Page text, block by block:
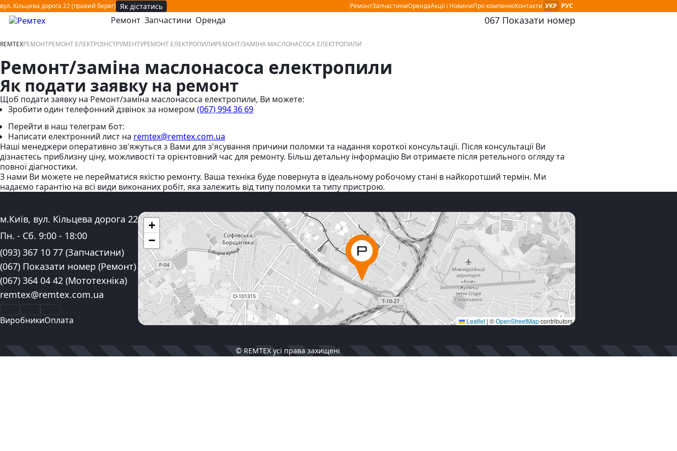
вул. Кільцева дорога 22 (правий берег) Як дістатись Соціальні мережі :
Instagram
Facebook
YouTube
Навігаційне меню :
РемонтЗапчастиниОрендаАкції і НовиниПро компаніюКонтактиМова сайту :
УКР РУС
відкрити або закрити навігаційне меню
Ремонт Запчастини Оренда контактный номер телефона:
067 Показати номер
REMTEXРЕМОНТРЕМОНТ ЕЛЕКТРОІНСТРУМЕНТУРЕМОНТ ЕЛЕКТРОПИЛИРЕМОНТ/ЗАМІНА МАСЛОНАСОСА ЕЛЕКТРОПИЛИ
Ремонт/заміна маслонасоса електропили
Як подати заявку на ремонт
Щоб подати заявку на Ремонт/заміна маслонасоса електропили, Ви можете:
Зробити один телефонний дзвінокза номером (067) 994 36 69
Перейти в наш телеграм бот:
Написати електронний лист на remtex@remtex.com.ua
Наші менеджери оперативно зв'яжуться з Вами для з'ясування причини поломки та надання короткої консультації. Після консультації Ви
дізнаєтесь приблизну ціну, можливості та орієнтовний час для ремонту. Більш детальну інформацію Ви отримаєте після ретельного огляду та
повної діагностики.
З нами Ви можете не перейматися якістю ремонту. Ваша техніка буде повернута в ідеальному робочому стані в найкоротший термін. Ми
надаємо гарантію на всі види виконаних робіт, яка залежить від типу поломки та типу пристрою.
Адреса:
м.Київ, вул. Кільцева дорога 22
Графік роботи:
Пн. - Сб. 9:00 - 18:00
Контактні номера телефону:
(093) 367 10 77 (Запчастини)
(067) Показати номер (Ремонт)
(067) 364 04 42 (Мототехніка)
Електронна пошта:
remtex@remtex.com.ua
ВиробникиОплата
+
−
Leaflet | ©OpenStreetMapcontributors
© REMTEX усі права захищені